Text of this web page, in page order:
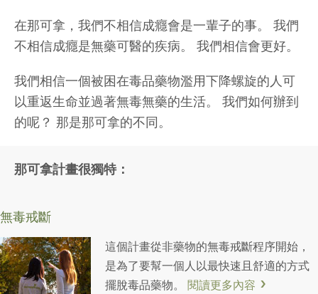
在那可拿，我們不相信成癮會是一輩子的事。 我們
不相信成癮是無藥可醫的疾病。 我們相信會更好。
我們相信一個被困在毒品藥物濫用下降螺旋的人可
以重返生命並過著無毒無藥的生活。 我們如何辦到
的呢？ 那是那可拿的不同。
那可拿計畫很獨特：
無毒戒斷
這個計畫從非藥物的無毒戒斷程序開始，
是為了要幫一個人以最快速且舒適的方式
擺脫毒品藥物。 閱讀更多內容